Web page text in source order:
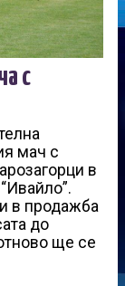
с
мач с
в
в продажба
до
ще се